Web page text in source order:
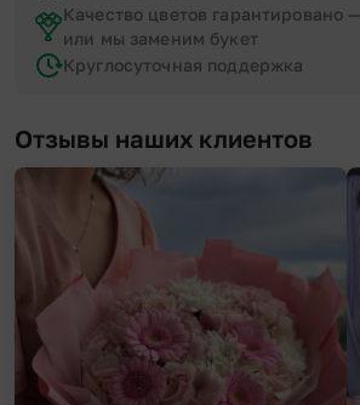
Качество цветов гарантировано —
или мы заменим букет
Круглосуточная поддержка
Отзывы наших клиентов